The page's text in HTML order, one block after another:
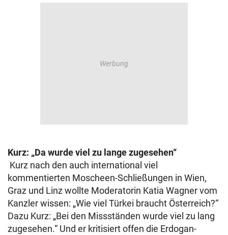
Kurz: „Da wurde viel zu lange zugesehen“
Kurz nach den auch international viel
kommentierten Moscheen-Schließungen in Wien,
Graz und Linz wollte Moderatorin Katia Wagner vom
Kanzler wissen: „Wie viel Türkei braucht Österreich?“
Dazu Kurz: „Bei den Missständen wurde viel zu lang
zugesehen.“ Und er kritisiert offen die Erdogan-